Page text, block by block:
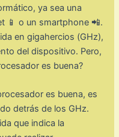
ya sea una
📱 o un smartphone 📲.
en gigahercios (GHz),
del dispositivo. Pero,
es buena?
es buena, es
detrás de los GHz.
que indica la